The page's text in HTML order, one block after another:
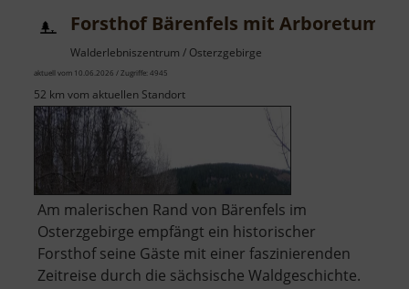
Forsthof Bärenfels mit Arboretum
Walderlebniszentrum / Osterzgebirge
aktuell vom 10.06.2026 / Zugriffe: 4945
52 km vom aktuellen Standort
Am malerischen Rand von Bärenfels im
Osterzgebirge empfängt ein historischer
Forsthof seine Gäste mit einer faszinierenden
Zeitreise durch die sächsische Waldgeschichte.